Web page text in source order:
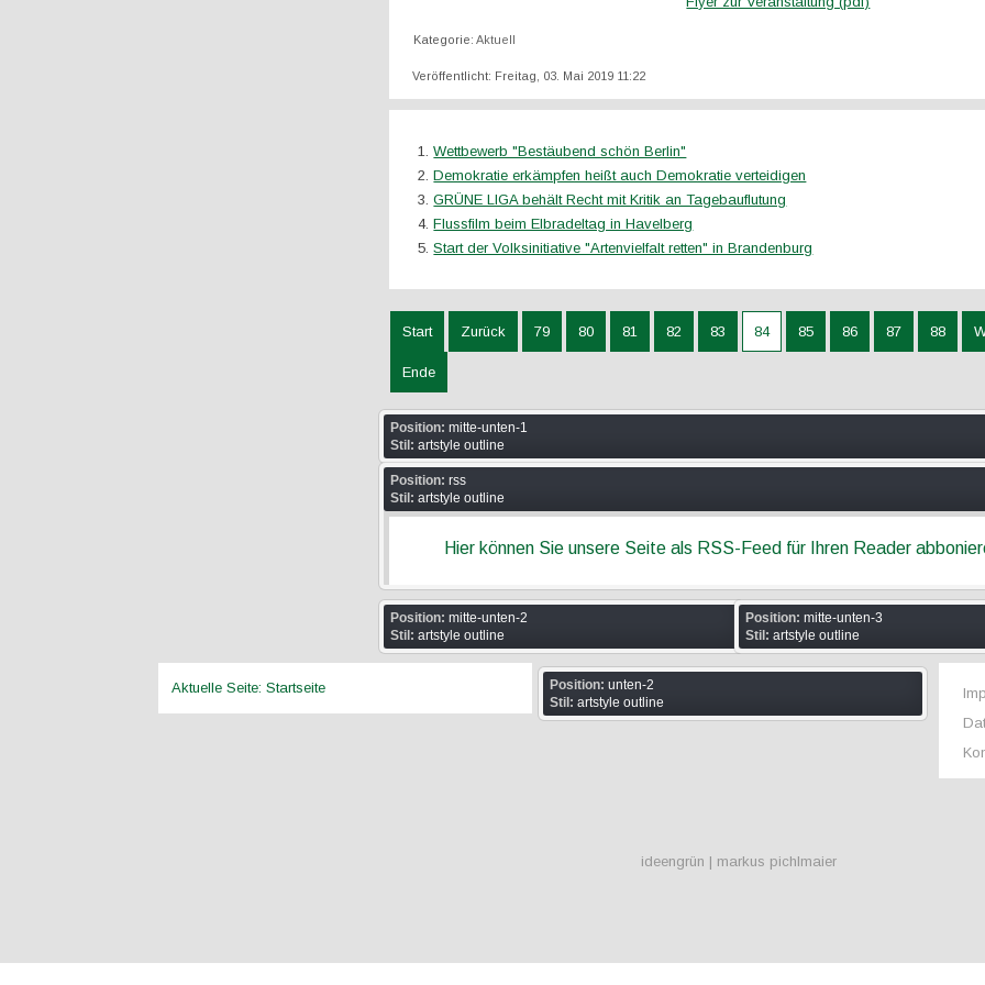
Kategorie:Aktuell
Veröffentlicht: Freitag, 03. Mai 2019 11:22
Wettbewerb "Bestäubend schön Berlin"
Demokratie erkämpfen heißt auch Demokratie verteidigen
GRÜNE LIGA behält Recht mit Kritik an Tagebauflutung
Flussfilm beim Elbradeltag in Havelberg
Start der Volksinitiative "Artenvielfalt retten" in Brandenburg
Start Zurück 79 80 81 82 83 84 85 86 87 88
Ende
Position: mitte-unten-1
Stil: artstyle outline
Position: rss
Stil: artstyle outline
Hier können Sie unsere Seite als RSS-Feed für Ihren Reader
Position: mitte-unten-2
Stil: artstyle outline
Position: mitte-unten-3
Stil: artstyle outline
Aktuelle Seite:Startseite Position: unten-2
Stil: artstyle outline
ideengrün | markus pichlmaier